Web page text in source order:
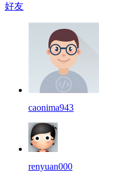
好友
caonima943
renyuan000